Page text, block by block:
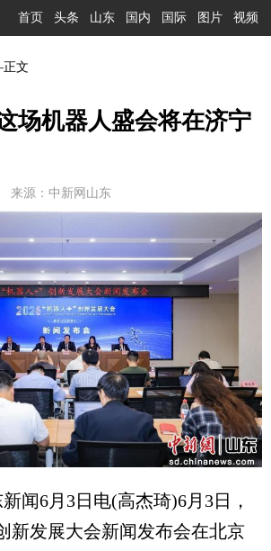
首页 头条 山东 国内 国际 图片 视频
文
场机器人盛会将在济宁
来源：中新网山东
6月3日电(高杰琦)6月3日，
新发展大会新闻发布会在北京